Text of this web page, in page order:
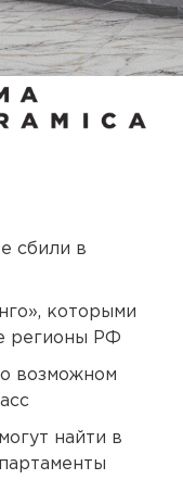
сбили в
которыми
регионы РФ
возможном
найти в